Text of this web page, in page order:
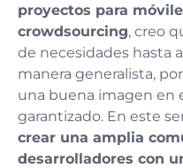
proyectos para
crowdsourcing, creo
de necesidades hasta
manera generalista,
una buena imagen en
garantizado. En este
crear una amplia
desarrolladores con